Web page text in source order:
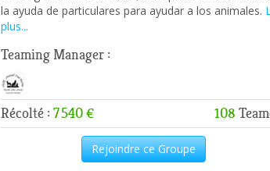
la ayuda de particulares para ayudar a los animales.
plus...
Teaming Manager :
Récolté : 7 540 € 108
Rejoindre ce Groupe